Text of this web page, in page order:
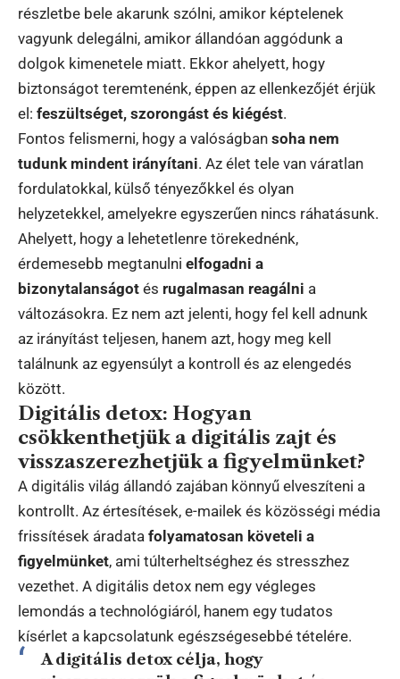
részletbe bele akarunk szólni, amikor képtelenek
vagyunk delegálni, amikor állandóan aggódunk a
dolgok kimenetele miatt. Ekkor ahelyett, hogy
biztonságot teremtenénk, éppen az ellenkezőjét érjük
el: feszültséget, szorongást és kiégést.
Fontos felismerni, hogy a valóságban soha nem
tudunk mindent irányítani. Az élet tele van váratlan
fordulatokkal, külső tényezőkkel és olyan
helyzetekkel, amelyekre egyszerűen nincs ráhatásunk.
Ahelyett, hogy a lehetetlenre törekednénk,
érdemesebb megtanulni elfogadni a
bizonytalanságot és rugalmasan reagálni a
változásokra. Ez nem azt jelenti, hogy fel kell adnunk
az irányítást teljesen, hanem azt, hogy meg kell
találnunk az egyensúlyt a kontroll és az elengedés
között.
Digitális detox: Hogyan
csökkenthetjük a digitális zajt és
visszaszerezhetjük a figyelmünket?
A digitális világ állandó zajában könnyű elveszíteni a
kontrollt. Az értesítések, e-mailek és közösségi média
frissítések áradata folyamatosan követeli a
figyelmünket, ami túlterheltséghez és stresszhez
vezethet. A digitális detox nem egy végleges
lemondás a technológiáról, hanem egy tudatos
kísérlet a kapcsolatunk egészségesebbé tételére.
A digitális detox célja, hogy